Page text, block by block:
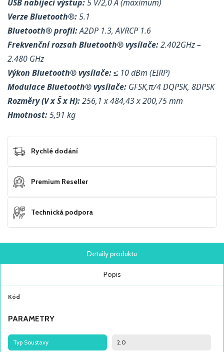
USB nabíjecí výstup:5 V/2,0 A (maximum)
Verze Bluetooth®:5.1
Bluetooth® profil:A2DP 1.3, AVRCP 1.6
Frekvenční rozsah Bluetooth® vysílače:2.402GHz –
2.480 GHz
Výkon Bluetooth® vysílače:≤ 10 dBm (EIRP)
Modulace Bluetooth® vysílače: GFSK,π/4 DQPSK, 8DPSK
Rozměry (V x Š x H):256,1 x 484,43 x 200,75 mm
Hmotnost:5,91 kg
Rychlé dodání
Premium Reseller
Technická podpora
Detaily produktu
Popis
Kód
PARAMETRY
Typ Soustavy 2.0